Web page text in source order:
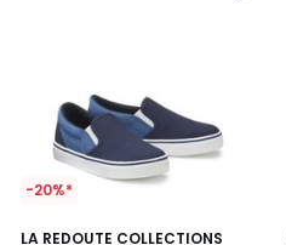
-20%*
LA REDOUTE COLLECTIONS
4,4